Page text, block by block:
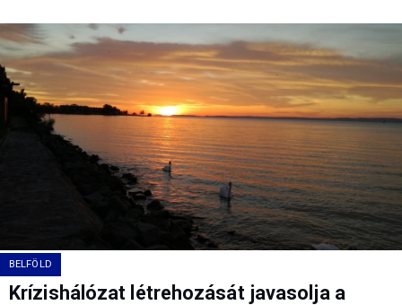
BELFÖLD
Krízishálózat létrehozását javasolja a